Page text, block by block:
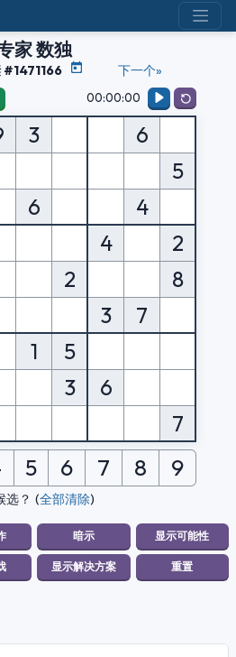
家 数独
#1471166 下一个»
00:00:00
3
6
5
6
4
4
2
2
8
3
7
1
5
3
6
7
5 6 7 8 9
选？ (全部清除)